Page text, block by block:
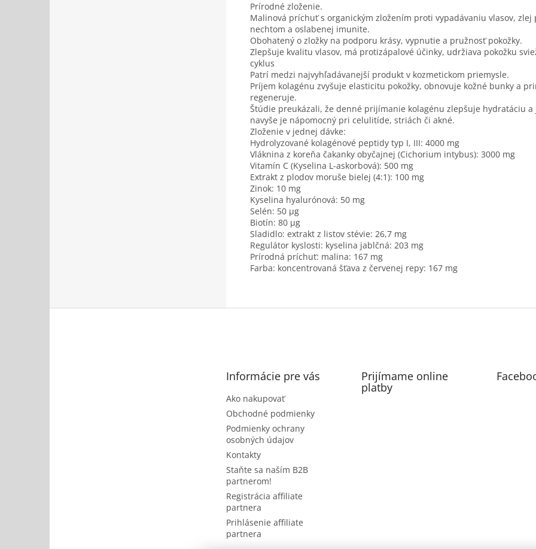
Prírodné zloženie.
Malinová príchuť s organickým zložením proti vypadávaniu vlasov, zlej
nechtom a oslabenej imunite.
Obohatený o zložky na podporu krásy, vypnutie a pružnosť pokožky.
Zlepšuje kvalitu vlasov, má protizápalové účinky, udržiava pokožku
cyklus
Patrí medzi najvyhľadávanejší produkt v kozmetickom priemysle.
Príjem kolagénu zvyšuje elasticitu pokožky, obnovuje kožné bunky a
regeneruje.
Štúdie preukázali, že denné prijímanie kolagénu zlepšuje hydratáciu a
navyše je nápomocný pri celulitíde, striách či akné.
Zloženie v jednej dávke:
Hydrolyzované kolagénové peptidy typ I, III: 4000 mg
Vláknina z koreňa čakanky obyčajnej (Cichorium intybus): 3000 mg
Vitamín C (Kyselina L-askorbová): 500 mg
Extrakt z plodov moruše bielej (4:1): 100 mg
Zinok: 10 mg
Kyselina hyalurónová: 50 mg
Selén: 50 µg
Biotín: 80 µg
Sladidlo: extrakt z listov stévie: 26,7 mg
Regulátor kyslosti: kyselina jablčná: 203 mg
Prírodná príchuť: malina: 167 mg
Farba: koncentrovaná šťava z červenej repy: 167 mg
Informácie pre vás
Ako nakupovať
Obchodné podmienky
Podmienky ochrany
osobných údajov
Kontakty
Staňte sa naším B2B
partnerom!
Registrácia affiliate
partnera
Prihlásenie affiliate
partnera
Prijímame online
platby